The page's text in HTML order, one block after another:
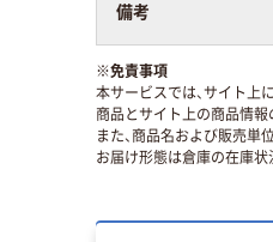
備考
※免責事項
本サービスでは、サイト上
商品とサイト上の商品情報
また、商品名および販売単
お届け形態は倉庫の在庫状